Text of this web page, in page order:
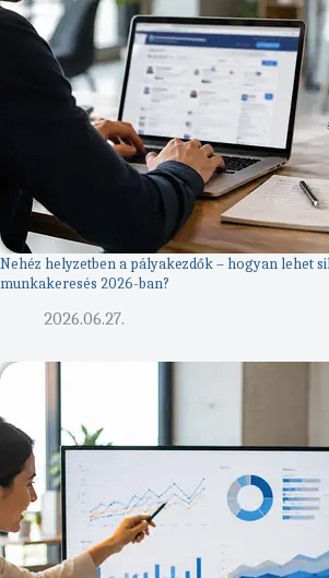
Nehéz helyzetben a pályakezdők – hogyan lehet
munkakeresés 2026-ban?
2026.06.27.